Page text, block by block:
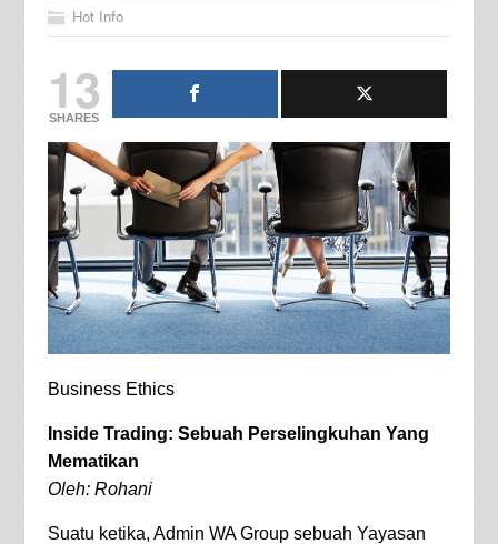
Hot Info
13
SHARES
Business Ethics
Inside Trading: Sebuah Perselingkuhan Yang
Mematikan
Oleh: Rohani
Suatu ketika, Admin WA Group sebuah Yayasan